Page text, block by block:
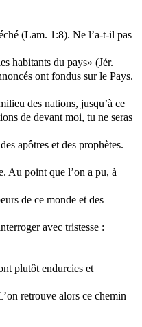
(Lam. 1:8). Ne l’a-t-il pas
habitants du pays» (Jér.
ont fondus sur le Pays.
des nations, jusqu’à ce
de devant moi, tu ne seras
apôtres et des prophètes.
Au point que l’on a pu, à
de ce monde et des
avec tristesse :
plutôt endurcies et
retrouve alors ce chemin